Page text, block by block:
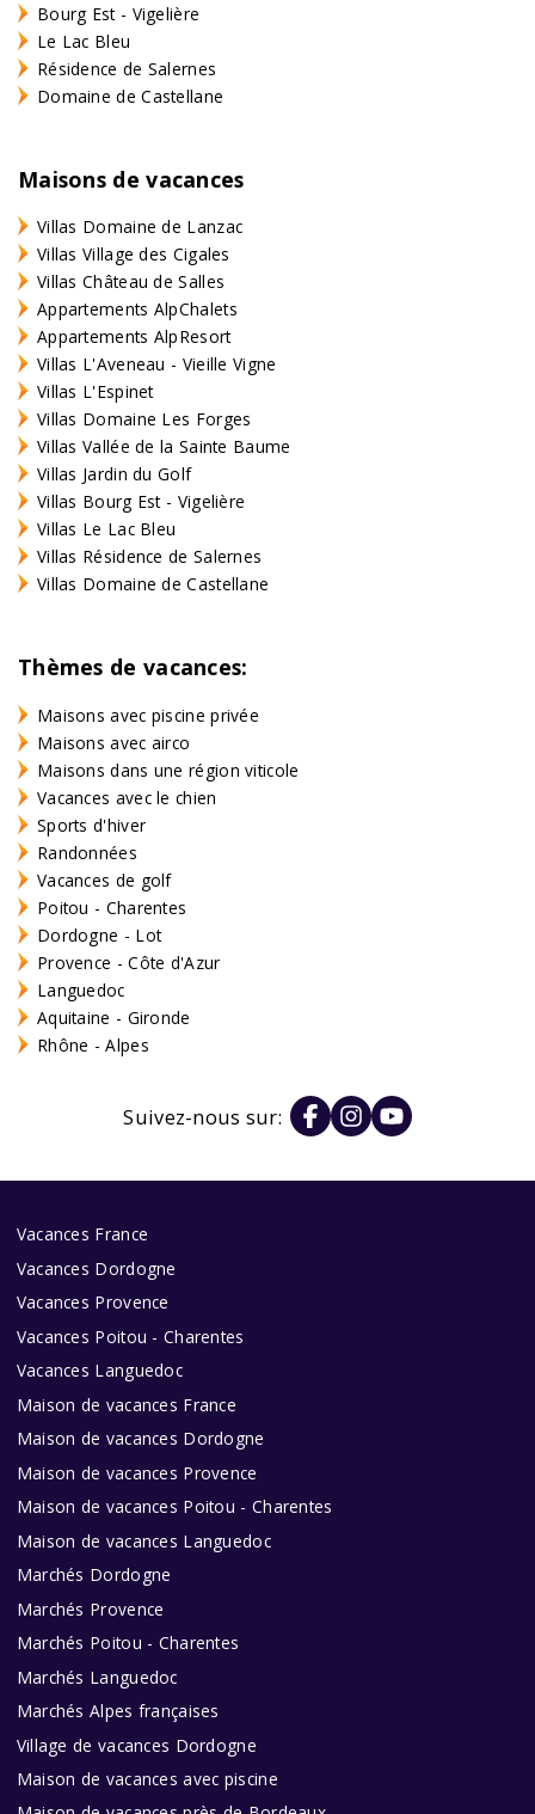
Bourg Est - Vigelière
Le Lac Bleu
Résidence de Salernes
Domaine de Castellane
Maisons de vacances
Villas Domaine de Lanzac
Villas Village des Cigales
Villas Château de Salles
Appartements AlpChalets
Appartements AlpResort
Villas L'Aveneau - Vieille Vigne
Villas L'Espinet
Villas Domaine Les Forges
Villas Vallée de la Sainte Baume
Villas Jardin du Golf
Villas Bourg Est - Vigelière
Villas Le Lac Bleu
Villas Résidence de Salernes
Villas Domaine de Castellane
Thèmes de vacances:
Maisons avec piscine privée
Maisons avec airco
Maisons dans une région viticole
Vacances avec le chien
Sports d'hiver
Randonnées
Vacances de golf
Poitou - Charentes
Dordogne - Lot
Provence - Côte d'Azur
Languedoc
Aquitaine - Gironde
Rhône - Alpes
Suivez-nous sur:
Vacances France
Vacances Dordogne
Vacances Provence
Vacances Poitou - Charentes
Vacances Languedoc
Maison de vacances France
Maison de vacances Dordogne
Maison de vacances Provence
Maison de vacances Poitou - Charentes
Maison de vacances Languedoc
Marchés Dordogne
Marchés Provence
Marchés Poitou - Charentes
Marchés Languedoc
Marchés Alpes françaises
Village de vacances Dordogne
Maison de vacances avec piscine